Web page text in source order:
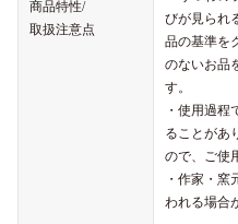
商品特性/
取扱注意点
びが見られ
品の基準を
のないお品
す。
・使用過程
ることがあ
ので、ご使
・作家・
われる場合